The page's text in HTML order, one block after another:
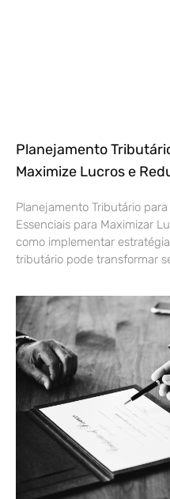
Planejamento
Maximize Lucros e
Planejamento Tributário
Essenciais para Maximizar
como implementar
tributário pode transformar